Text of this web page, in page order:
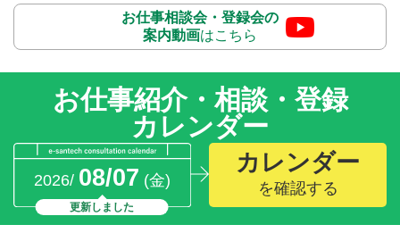
お仕事相談会・登録会の
案内動画はこちら
お仕事紹介・相談・登録
カレンダー
2026/ 08/07 (金)
更新しました
カレンダー
を確認する